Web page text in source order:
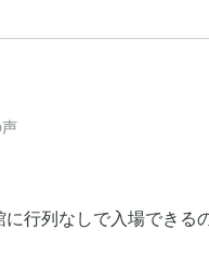
声
行列なしで入場でき